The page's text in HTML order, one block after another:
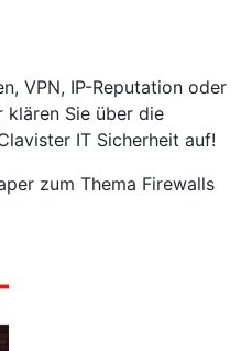
VPN, IP-Reputation oder
klären Sie über die
IT Sicherheit auf!
zum Thema Firewalls